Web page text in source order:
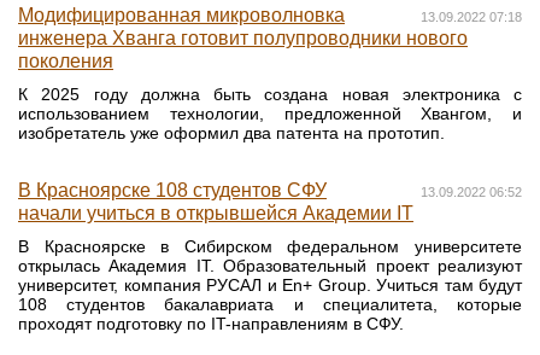
13.09.2022 07:18
Модифицированная микроволновка
инженера Хванга готовит полупроводники нового
поколения
К 2025 году должна быть создана новая электроника с
использованием технологии, предложенной Хвангом, и
изобретатель уже оформил два патента на прототип.
13.09.2022 06:52
В Красноярске 108 студентов СФУ
начали учиться в открывшейся Академии IT
В Красноярске в Сибирском федеральном университете
открылась Академия IT. Образовательный проект реализуют
университет, компания РУСАЛ и En+ Group. Учиться там будут
108 студентов бакалавриата и специалитета, которые
проходят подготовку по IT-направлениям в СФУ.